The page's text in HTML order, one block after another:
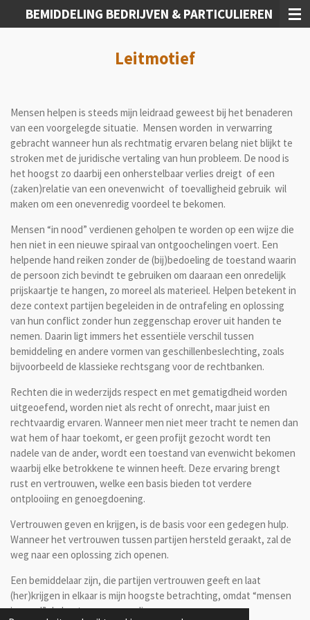
direct
BEMIDDELING BEDRIJVEN & PARTICULIEREN
Leitmotief
Mensen helpen is steeds mijn leidraad geweest bij het benaderen
van een voorgelegde situatie. Mensen worden in verwarring
gebracht wanneer hun als rechtmatig ervaren belang niet blijkt te
stroken met de juridische vertaling van hun probleem. De nood is
het hoogst zo daarbij een onherstelbaar verlies dreigt of een
(zaken)relatie van een onevenwicht of toevalligheid gebruik wil
maken om een onevenredig voordeel te bekomen.
Mensen “in nood” verdienen geholpen te worden op een wijze die
hen niet in een nieuwe spiraal van ontgoochelingen voert. Een
helpende hand reiken zonder de (bij)bedoeling de toestand waarin
de persoon zich bevindt te gebruiken om daaraan een onredelijk
prijskaartje te hangen, zo moreel als materieel. Helpen betekent in
deze context partijen begeleiden in de ontrafeling en oplossing
van hun conflict zonder hun zeggenschap erover uit handen te
nemen. Daarin ligt immers het essentiële verschil tussen
bemiddeling en andere vormen van geschillenbeslechting, zoals
bijvoorbeeld de klassieke rechtsgang voor de rechtbanken.
Rechten die in wederzijds respect en met gematigdheid worden
uitgeoefend, worden niet als recht of onrecht, maar juist en
rechtvaardig ervaren. Wanneer men niet meer tracht te nemen dan
wat hem of haar toekomt, er geen profijt gezocht wordt ten
nadele van de ander, wordt een toestand van evenwicht bekomen
waarbij elke betrokkene te winnen heeft. Deze ervaring brengt
rust en vertrouwen, welke een basis bieden tot verdere
ontplooiing en genoegdoening.
Vertrouwen geven en krijgen, is de basis voor een gedegen hulp.
Wanneer het vertrouwen tussen partijen hersteld geraakt, zal de
weg naar een oplossing zich openen.
Een bemiddelaar zijn, die partijen vertrouwen geeft en laat
(her)krijgen in elkaar is mijn hoogste betrachting, omdat “mensen
in nood” de beste zorgen verdienen.